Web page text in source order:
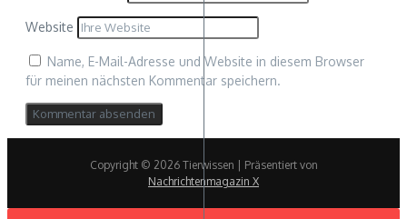
Website
Name, E-Mail-Adresse und Website in diesem Browser
für meinen nächsten Kommentar speichern.
Copyright © 2026 Tierwissen | Präsentiert von
Nachrichtenmagazin X